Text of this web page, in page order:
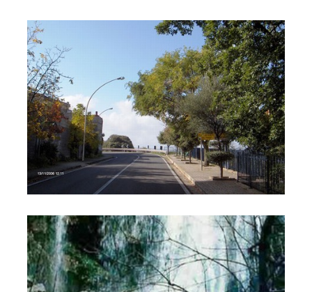
L'ingresso del Paese
Cascata Parco di Is Arinus